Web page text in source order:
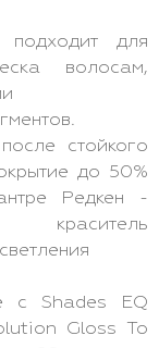
для
волосам,
стойкого
до 50%
Редкен -
краситель
с Shades EQ
Gloss To